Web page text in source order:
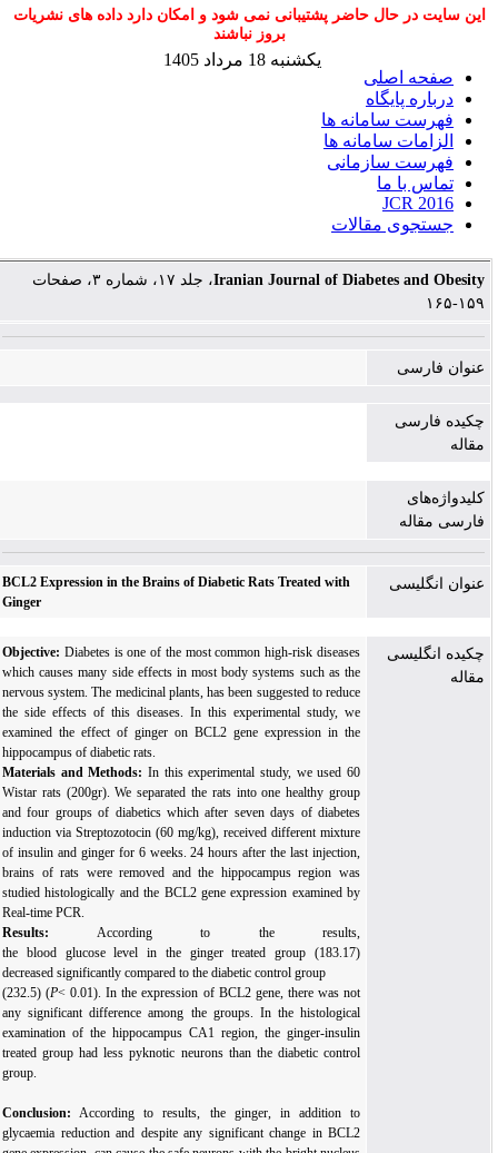
این سایت در حال حاضر پشتیبانی نمی شود و امکان دارد داده های نشریات
بروز نباشند
صفحه اصلی
درباره پایگاه
فهرست سامانه ها
الزامات سامانه ها
فهرست سازمانی
تماس با ما
JCR 2016
جستجوی مقالات
یکشنبه 18 مرداد 1405
Iranian Journal of Diabetes and Obesity
، جلد ۱۷، شماره ۳، صفحات
۱۵۹-۱۶۵
عنوان فارسی
چکیده فارسی
مقاله
کلیدواژه‌های
فارسی مقاله
عنوان انگلیسی
BCL2 Expression in the Brains of Diabetic Rats Treated with
Ginger
چکیده انگلیسی
مقاله
Objective: Diabetes is one of the most common high-risk diseases
which causes many side effects in most body systems such as the
nervous system. The medicinal plants, has been suggested to reduce
the side effects of this diseases. In this experimental study, we
examined the effect of ginger on BCL2 gene expression in the
hippocampus of diabetic rats.
Materials and Methods:
In this experimental study, we used 60
Wistar rats (200gr). We separated the rats into one healthy group
and four groups of diabetics which after seven days of diabetes
induction via Streptozotocin (60 mg/kg), received different mixture
of insulin and ginger for 6 weeks. 24 hours after the last injection,
brains of rats were removed and the hippocampus region was
studied histologically and the BCL2 gene expression examined by
Real-time PCR.
Results:
According to the results,
the blood glucose level in the ginger treated group (183.17)
decreased significantly compared to the diabetic control group
(232.5) (P ˂ 0.01). In the expression of BCL2 gene, there was not
any significant difference among the groups. In the histological
examination of the hippocampus CA1 region, the ginger-insulin
treated group had less pyknotic neurons than the diabetic control
group.
Conclusion : According to results, the ginger, in addition to
glycaemia reduction and despite any significant change in BCL2